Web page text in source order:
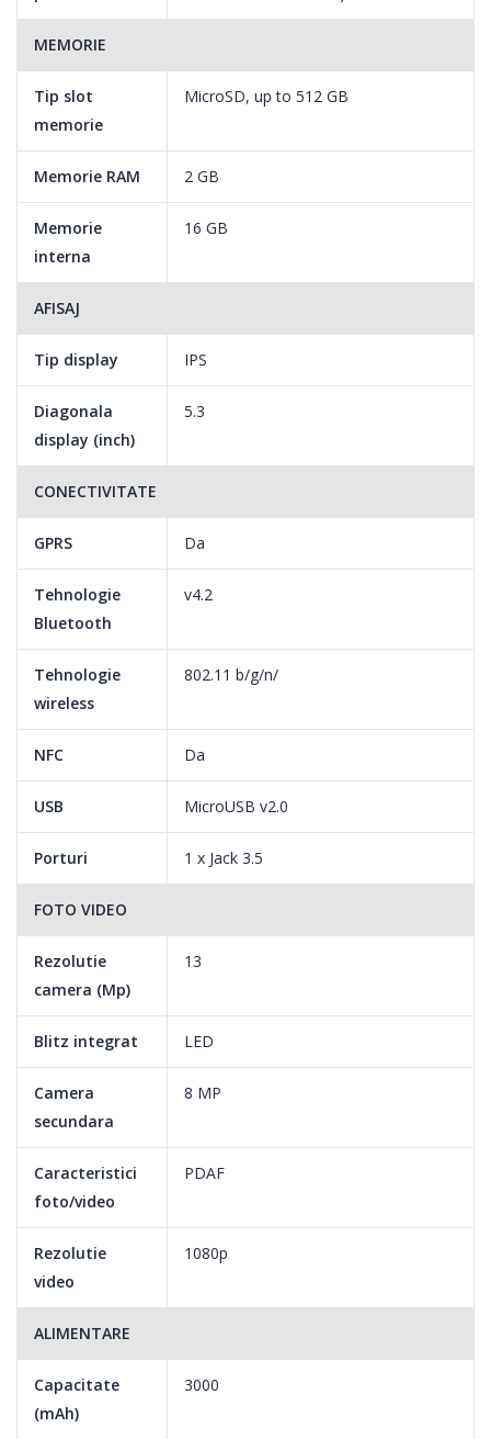
Tehnologia DTS simuleaza un sistem audio 3D, oferind o noua
senzatie de realism si libertatea sunetului surround pe
dispozitivul tau mobil.
Senzor de amprenta
Senzorul de amprenta este asezat intuitiv in partea din spate,
pentru acces instantaneu si fara efort.
MEMORIE
Tip slot
memorie
MicroSD, up to 512 GB
Memorie RAM 2 GB
Memorie
interna
16 GB
AFISAJ
Tip display IPS
Diagonala
display (inch)
5.3
CONECTIVITATE
GPRS Da
Tehnologie
Bluetooth
v4.2
Tehnologie
wireless
802.11 b/g/n/
NFC Da
USB MicroUSB v2.0
Porturi 1 x Jack 3.5
FOTO VIDEO
Rezolutie
camera (Mp)
13
Blitz integrat LED
Camera
secundara
8 MP
Caracteristici
foto/video
PDAF
Rezolutie
video
1080p
ALIMENTARE
Capacitate
(mAh)
3000